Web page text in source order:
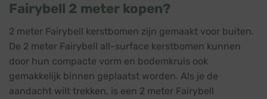
Fairybell 2 meter kopen?
2 meter Fairybell kerstbomen zijn gemaakt voor buiten.
De 2 meter Fairybell all-surface kerstbomen kunnen
door hun compacte vorm en bodemkruis ook
gemakkelijk binnen geplaatst worden. Als je de
aandacht wilt trekken, is een 2 meter Fairybell